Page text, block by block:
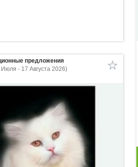
предложения
- 17 Августа 2026)